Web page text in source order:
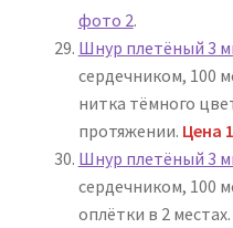
фото 2.
Шнур плетёный 3
сердечником, 100
нитка тёмного
протяжении. Цена
Шнур плетёный 3
сердечником, 100
оплётки в 2 местах.